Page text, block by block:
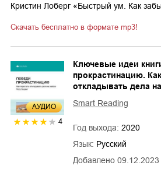
Кристин Лоберг «Быстрый ум. Как
Скачать бесплатно в формате mp3!
AУДИО
4
Добавлено 09.12.2023
Ключевые идеи
прокрастинацию.
откладывать дела
Smart Reading
Год выхода: 2020
Язык: Русский